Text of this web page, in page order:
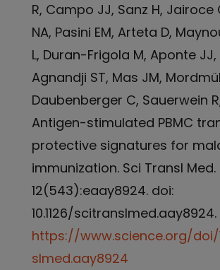
R, Campo JJ, Sanz H, Jairoce
NA, Pasini EM, Arteta D,
L, Duran-Frigola M, Aponte JJ,
Agnandji ST, Mas JM,
Daubenberger C, Sauerwein
Antigen-stimulated PBMC
protective signatures for
immunization. Sci Transl Med.
12(543):eaay8924. doi:
10.1126/scitranslmed.aay8924.
https://www.science.org/doi/
slmed.aay8924